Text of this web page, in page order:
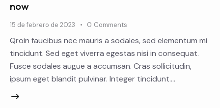
now
15 de febrero de 2023 0 Comments
Qroin faucibus nec mauris a sodales, sed elementum mi
tincidunt. Sed eget viverra egestas nisi in consequat.
Fusce sodales augue a accumsan. Cras sollicitudin,
ipsum eget blandit pulvinar. Integer tincidunt.…